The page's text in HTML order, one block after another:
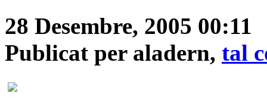
28 Desembre, 2005 00:11
Publicat per aladern, tal